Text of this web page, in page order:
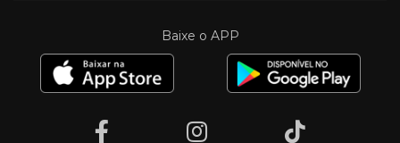
Baixe o APP